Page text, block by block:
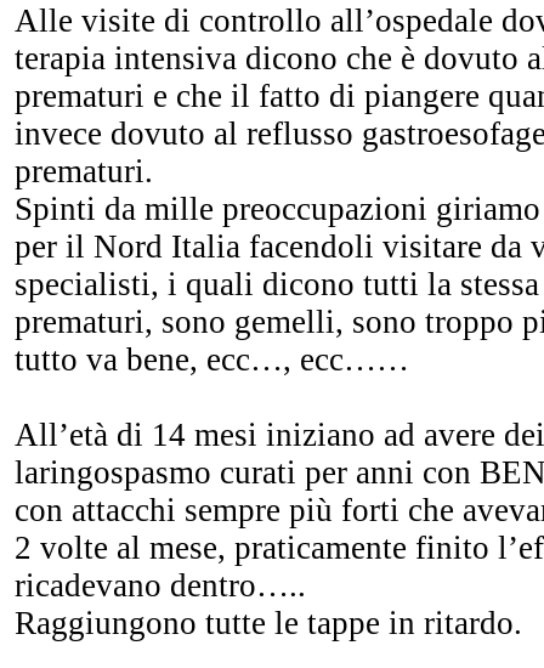
Alle visite di controllo all’ospedale
terapia intensiva dicono che è dovuto
prematuri e che il fatto di piangere
invece dovuto al reflusso
prematuri.
Spinti da mille preoccupazioni
per il Nord Italia facendoli visitare da
specialisti, i quali dicono tutti la stessa
prematuri, sono gemelli, sono troppo
tutto va bene, ecc…, ecc……
All’età di 14 mesi iniziano ad avere
laringospasmo curati per anni con
con attacchi sempre più forti che
2 volte al mese, praticamente finito
ricadevano dentro…..
Raggiungono tutte le tappe in ritardo.